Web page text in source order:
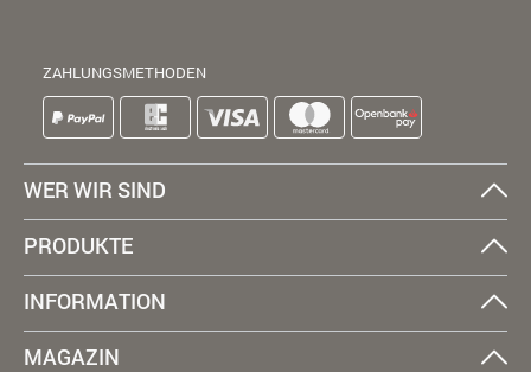
ZAHLUNGSMETHODEN
WER WIR SIND
PRODUKTE
INFORMATION
MAGAZIN